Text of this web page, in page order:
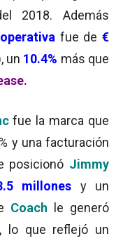
2018. Además
fue de€
un 10.4% más que
.
fue la marca que
y una facturación
posicionó Jimmy
millones y un
Coach
le generó
, lo que reflejó un